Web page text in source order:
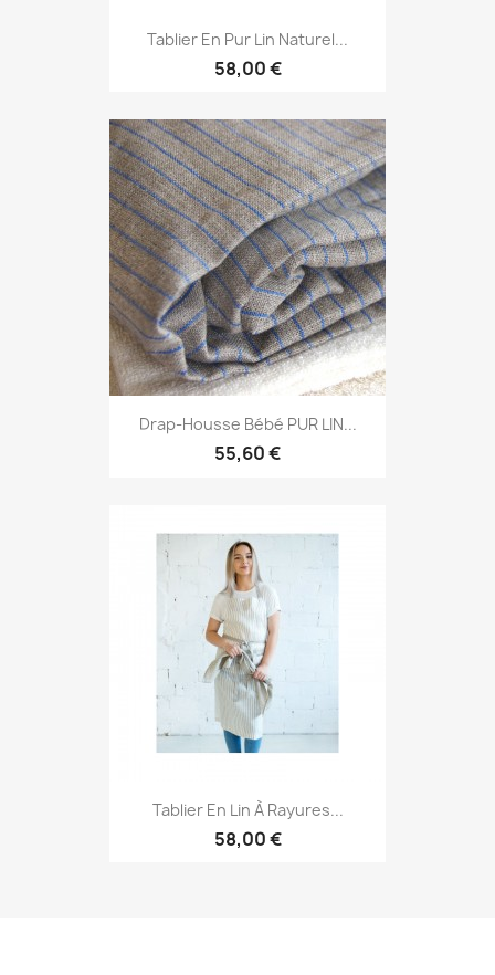
Tablier En Pur Lin Naturel...
58,00 €
Drap-Housse Bébé PUR LIN...
55,60 €
Tablier En Lin À Rayures...
58,00 €